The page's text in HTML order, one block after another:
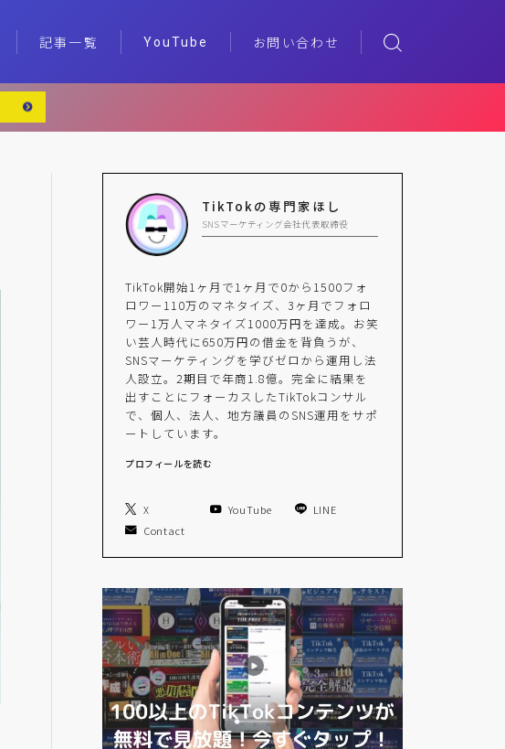
記事一覧 YouTube お問い合わせ
TikTokの専門家ほし
SNSマーケティング会社代表取締役
TikTok開始1ヶ月で1ヶ月で0から1500フォ
ロワー110万のマネタイズ、3ヶ月でフォロ
ワー1万人マネタイズ1000万円を達成。お笑
い芸人時代に650万円の借金を背負うが、
SNSマーケティングを学びゼロから運用し法
人設立。2期目で年商1.8億。完全に結果を
出すことにフォーカスしたTikTokコンサル
で、個人、法人、地方議員のSNS運用をサポ
ートしています。
プロフィールを読む
X YouTube
LINE
Contact